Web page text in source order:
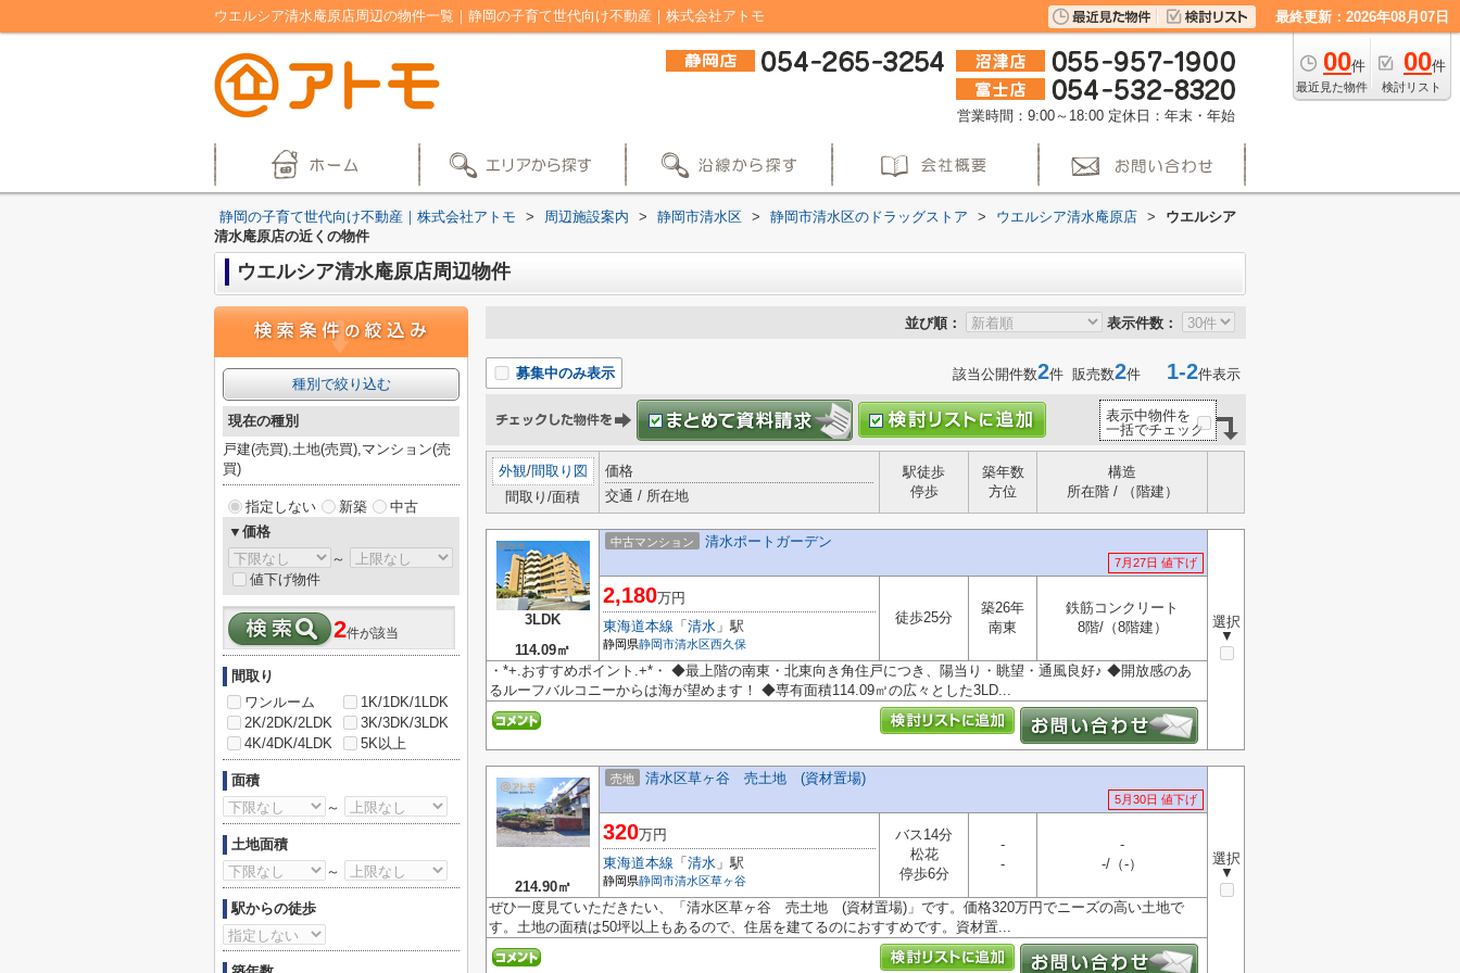
ウエルシア清水庵原店周辺の物件一覧｜静岡の子育て世代向け不動産｜株式会社アトモ 最終更新：2026年08月07日
00件
最近見た物件
00件
検討リスト
営業時間：9:00～18:00 定休日：年末・年始
静岡の子育て世代向け不動産｜株式会社アトモ > 周辺施設案内 > 静岡市清水区 > 静岡市清水区のドラッグストア > ウエルシア清水庵原店 >
ウエルシア
清水庵原店の近くの物件
ウエルシア清水庵原店周辺物件
並び順： 表示件数：
募集中のみ表示 該当公開件数2件 販売数2件 1-2件表示
表示中物件を
一括でチェック
外観/間取り図
間取り/面積
価格
交通 / 所在地
駅徒歩
停歩
築年数
方位
構造
所在階 / （階建）
3LDK
114.09㎡
中古マンション 清水ポートガーデン
7月27日 値下げ
選択
▼
2,180万円
東海道本線 「 清水 」駅
静岡県静岡市清水区西久保
徒歩25分
築26年
南東
鉄筋コンクリート
8階/（8階建）
・*+.おすすめポイント.+*・ ◆最上階の南東・北東向き角住戸につき、陽当り・眺望・通風良好♪ ◆開放感のあ
るルーフバルコニーからは海が望めます！ ◆専有面積114.09㎡の広々とした3LD...
214.90㎡
売地 清水区草ヶ谷 売土地 (資材置場)
5月30日 値下げ
選択
▼
320万円
東海道本線 「 清水 」駅
静岡県静岡市清水区草ヶ谷
バス14分
松花
停歩6分
-
-
-
-/（-）
ぜひ一度見ていただきたい、「清水区草ヶ谷 売土地 (資材置場)」です。価格320万円でニーズの高い土地で
す。土地の面積は50坪以上もあるので、住居を建てるのにおすすめです。資材置...
種別で絞り込む
現在の種別
戸建(売買),土地(売買),マンション(売
買)
指定しない 新築
中古
▼価格
～
値下げ物件
2件が該当
間取り
ワンルーム
1K/1DK/1LDK
2K/2DK/2LDK
3K/3DK/3LDK
4K/4DK/4LDK
5K以上
面積
～
土地面積
～
駅からの徒歩